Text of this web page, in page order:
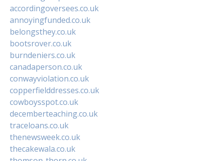
accordingoversees.co.uk
annoyingfunded.co.uk
belongsthey.co.uk
bootsrover.co.uk
burndeniers.co.uk
canadaperson.co.uk
conwayviolation.co.uk
copperfielddresses.co.uk
cowboysspot.co.uk
decemberteaching.co.uk
traceloans.co.uk
thenewsweek.co.uk
thecakewala.co.uk